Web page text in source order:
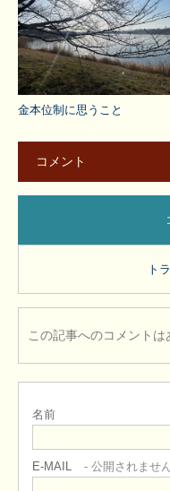
金本位制に思うこと
コメント
ト
この記事へのコメントは
名前
E-MAIL - 公開されませ